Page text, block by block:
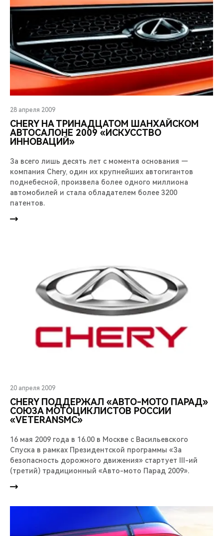
28 апреля 2009
CHERY НА ТРИНАДЦАТОМ ШАНХАЙСКОМ
АВТОСАЛОНЕ 2009 «ИСКУССТВО
ИННОВАЦИЙ»
За всего лишь десять лет с момента основания —
компания Chery, один их крупнейших автогигантов
поднебесной, произвела более одного миллиона
автомобилей и стала обладателем более 3200
патентов.
20 апреля 2009
CHERY ПОДДЕРЖАЛ «АВТО-МОТО ПАРАД»
СОЮЗА МОТОЦИКЛИСТОВ РОССИИ
«VETERANSMC»
16 мая 2009 года в 16.00 в Москве с Васильевского
Спуска в рамках Президентской программы «За
безопасность дорожного движения» стартует III-ий
(третий) традиционный «Авто-мото Парад 2009».